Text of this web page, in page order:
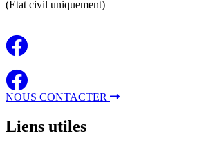
(Etat civil uniquement)
NOUS CONTACTER
Liens utiles